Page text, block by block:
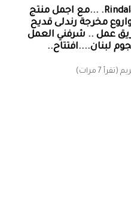
مؤمنة الشامي‏ مع ‏‎Rindala Kodeih‎‏. ...مع اجمل منتج
مخرجة رندلى قديح
عمل .. شرفني العمل
لبنان....افتتاح..